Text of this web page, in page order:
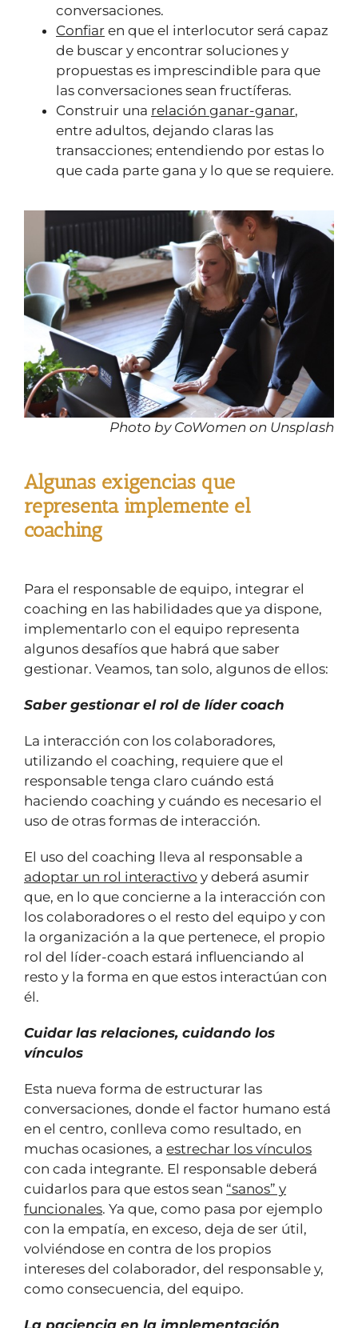
conversaciones.
Confiar en que el interlocutor será capaz
de buscar y encontrar soluciones y
propuestas es imprescindible para que
las conversaciones sean fructíferas.
Construir una relación ganar-ganar,
entre adultos, dejando claras las
transacciones; entendiendo por estas lo
que cada parte gana y lo que se requiere.
Photo by CoWomen on Unsplash
Algunas exigencias que
representa implemente el
coaching
Para el responsable de equipo, integrar el
coaching en las habilidades que ya dispone,
implementarlo con el equipo representa
algunos desafíos que habrá que saber
gestionar. Veamos, tan solo, algunos de ellos:
Saber gestionar el rol de líder coach
La interacción con los colaboradores,
utilizando el coaching, requiere que el
responsable tenga claro cuándo está
haciendo coaching y cuándo es necesario el
uso de otras formas de interacción.
El uso del coaching lleva al responsable a
adoptar un rol interactivo y deberá asumir
que, en lo que concierne a la interacción con
los colaboradores o el resto del equipo y con
la organización a la que pertenece, el propio
rol del líder-coach estará influenciando al
resto y la forma en que estos interactúan con
él.
Cuidar las relaciones, cuidando los
vínculos
Esta nueva forma de estructurar las
conversaciones, donde el factor humano está
en el centro, conlleva como resultado, en
muchas ocasiones, a estrechar los vínculos
con cada integrante. El responsable deberá
cuidarlos para que estos sean “sanos” y
funcionales. Ya que, como pasa por ejemplo
con la empatía, en exceso, deja de ser útil,
volviéndose en contra de los propios
intereses del colaborador, del responsable y,
como consecuencia, del equipo.